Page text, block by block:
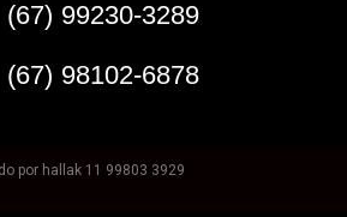
(67) 99230-3289
(67) 98102-6878
por hallak 11 99803 3929